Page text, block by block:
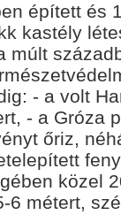
épített és
kastély
múlt
- a volt
- a Gróza
őriz,
közel
6 métert,